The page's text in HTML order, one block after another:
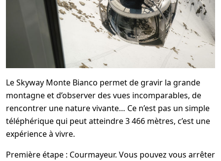
Le Skyway Monte Bianco permet de gravir la grande
montagne et d’observer des vues incomparables, de
rencontrer une nature vivante… Ce n’est pas un simple
téléphérique qui peut atteindre 3 466 mètres, c’est une
expérience à vivre.
Première étape : Courmayeur. Vous pouvez vous arrêter